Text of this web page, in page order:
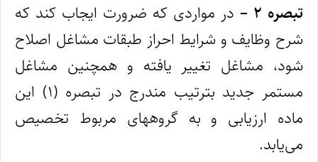
تبصره ۲ –
در مواردی که ضرورت ایجاب کند که
شرح وظایف و شرایط احراز طبقات مشاغل اصلاح
شود، مشاغل تغییر یافته و همچنین مشاغل‌
مستمر جدید بترتیب مندرج در تبصره (۱) این
ماده ارزیابی و به گروههای مربوط تخصیص
می‌یابد.